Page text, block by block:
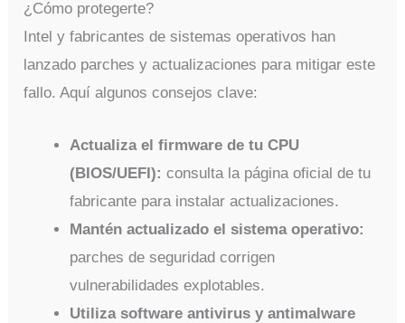
¿Cómo protegerte?
Intel y fabricantes de sistemas operativos han
lanzado parches y actualizaciones para mitigar este
fallo. Aquí algunos consejos clave:
Actualiza el firmware de tu CPU
(BIOS/UEFI): consulta la página oficial de tu
fabricante para instalar actualizaciones.
Mantén actualizado el sistema operativo:
parches de seguridad corrigen
vulnerabilidades explotables.
Utiliza software antivirus y antimalware